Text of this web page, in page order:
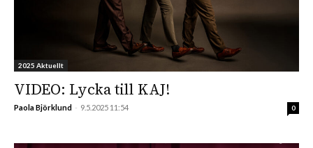
2025 Aktuellt
VIDEO: Lycka till KAJ!
Paola Björklund - 9.5.2025 11:54 0